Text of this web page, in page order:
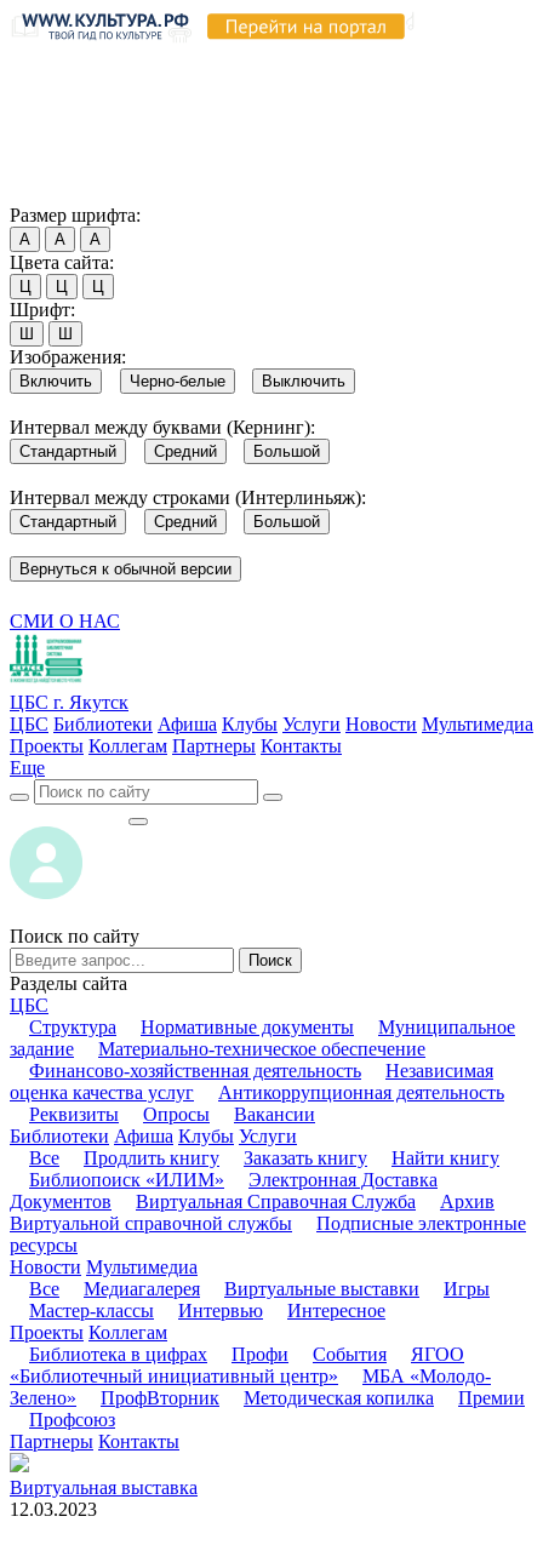
Размер шрифта:
А А А
Цвета сайта:
Ц Ц Ц
Шрифт:
Ш Ш
Изображения:
Включить Черно-белые Выключить
Интервал между буквами (Кернинг):
Стандартный Средний Большой
Интервал между строками (Интерлиньяж):
Стандартный Средний Большой
Вернуться к обычной версии
СМИ О НАС
ЦБС г. Якутск
ЦБС Библиотеки Афиша Клубы Услуги Новости Мультимедиа
Проекты Коллегам Партнеры Контакты
Еще
Поиск по сайту
Поиск
Разделы сайта
ЦБС
Структура
Нормативные документы
Муниципальное
задание
Материально-техническое обеспечение
Финансово-хозяйственная деятельность
Независимая
оценка качества услуг
Антикоррупционная деятельность
Реквизиты
Опросы
Вакансии
Библиотеки Афиша Клубы Услуги
Все
Продлить книгу Заказать книгу
Найти книгу
Библиопоиск «ИЛИМ»
Электронная Доставка
Документов
Виртуальная Справочная Служба
Архив
Виртуальной справочной службы
Подписные электронные
ресурсы
Новости Мультимедиа
Все
Медиагалерея Виртуальные выставки
Игры
Мастер-классы
Интервью
Интересное
Проекты Коллегам
Библиотека в цифрах
Профи События
ЯГОО
«Библиотечный инициативный центр»
МБА «Молодо-
Зелено»
ПрофВторник Методическая копилка
Премии
Профсоюз
Партнеры Контакты
Виртуальная выставка
12.03.2023